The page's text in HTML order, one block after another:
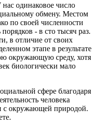
нас одинаковое число
обмену. Местом
по своей численности
- в сто тысяч раз.
в отличие от своих
этапе в результате
окружающую среду, хотя
биологически мало
сфере благодаря
человека
с окружающей природой.